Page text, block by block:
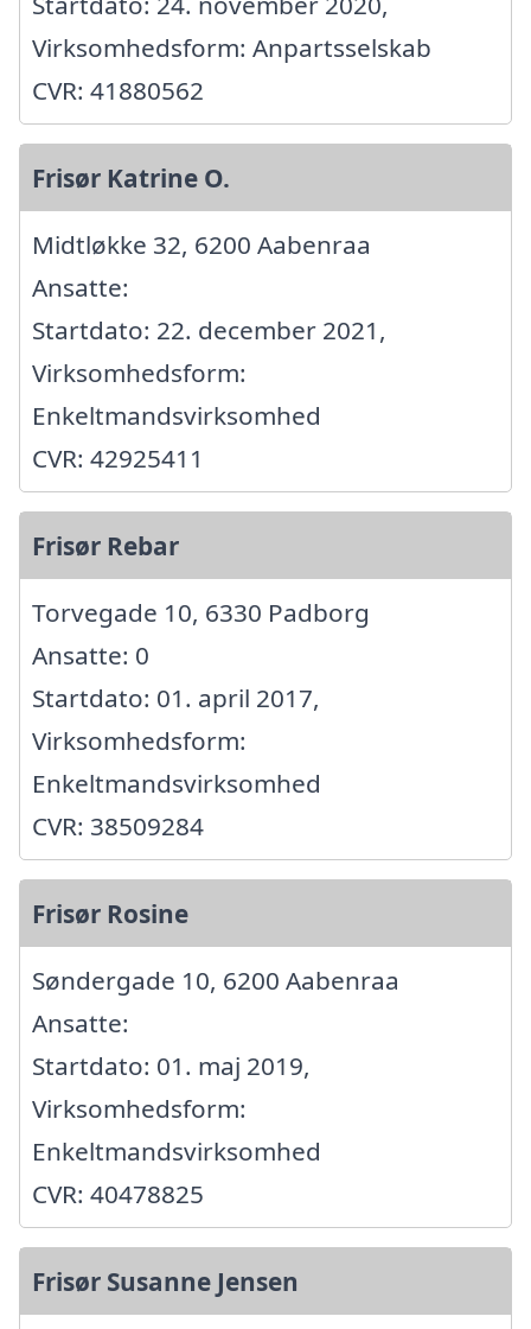
Virksomhedsform: Anpartsselskab
CVR: 41880562
Frisør Katrine O.
Midtløkke 32, 6200 Aabenraa
Ansatte:
Startdato: 22. december 2021,
Virksomhedsform:
Enkeltmandsvirksomhed
CVR: 42925411
Frisør Rebar
Torvegade 10, 6330 Padborg
Ansatte: 0
Startdato: 01. april 2017,
Virksomhedsform:
Enkeltmandsvirksomhed
CVR: 38509284
Frisør Rosine
Søndergade 10, 6200 Aabenraa
Ansatte:
Startdato: 01. maj 2019,
Virksomhedsform:
Enkeltmandsvirksomhed
CVR: 40478825
Frisør Susanne Jensen